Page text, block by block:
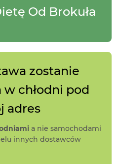
Od Brokuła
zostanie